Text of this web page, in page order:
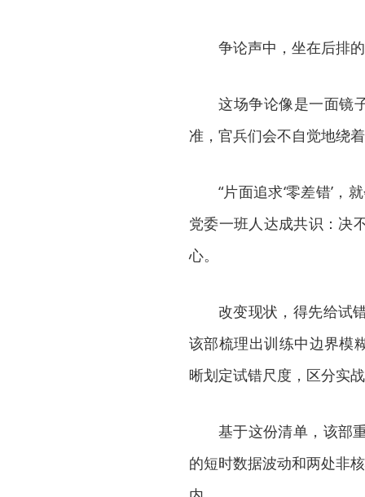
争论声中，坐在后排
这场争论像是一面镜
准，官兵们会不自觉地绕
“片面追求‘零差错’，
党委一班人达成共识：决
心。
改变现状，得先给试
该部梳理出训练中边界模
晰划定试错尺度，区分实
基于这份清单，该部
的短时数据波动和两处非